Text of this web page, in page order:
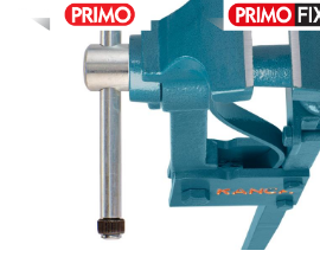
İletişim